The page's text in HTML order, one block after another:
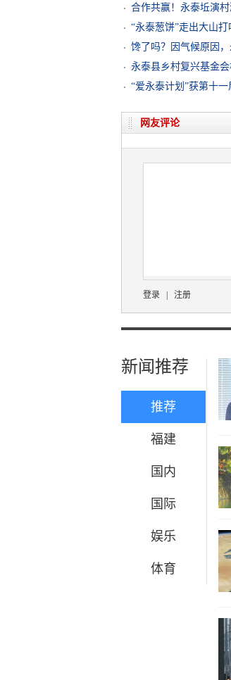
合作共赢！永泰坵演
“永泰葱饼”走出大山打
馋了吗？因气候原因
永泰县乡村复兴基金
“爱永泰计划”获第十
网友评论
登录 注册
新闻推荐
推荐
福建
国内
国际
娱乐
体育